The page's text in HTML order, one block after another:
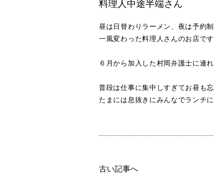
料理人中途半端さん
昼は日替わりラーメン、夜は予約
一風変わった料理人さんのお店です
６月から加入した村岡弁護士に連
普段は仕事に集中しすぎてお昼も
たまには息抜きにみんなでランチ
古い記事へ